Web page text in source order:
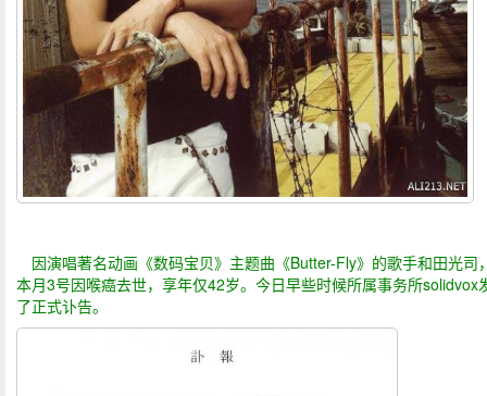
因演唱著名动画《数码宝贝》主题曲《Butter-Fly》的歌手和田光司
本月3号因喉癌去世，享年仅42岁。今日早些时候所属事务所solidvox
了正式讣告。